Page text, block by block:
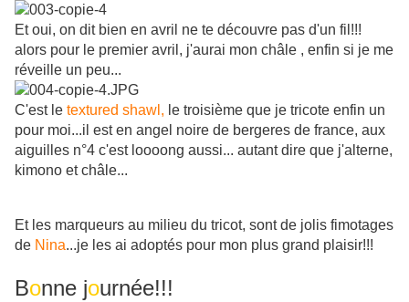
Et oui, on dit bien en avril ne te découvre pas d'un fil!!!
alors pour le premier avril, j'aurai mon châle , enfin si je me
réveille un peu...
C'est le textured shawl, le troisième que je tricote enfin un
pour moi...il est en angel noire de bergeres de france, aux
aiguilles n°4 c'est loooong aussi... autant dire que j'alterne,
kimono et châle...
Et les marqueurs au milieu du tricot, sont de jolis fimotages
de Nina...je les ai adoptés pour mon plus grand plaisir!!!
Bonne journée!!!